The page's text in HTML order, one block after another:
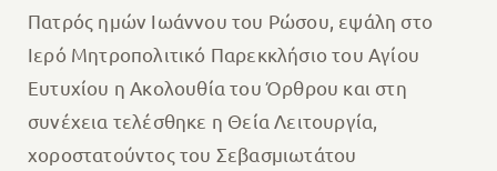
Πατρός ημών Ιωάννου του Ρώσου, εψάλη στο
Ιερό Μητροπολιτικό Παρεκκλήσιο του Αγίου
Ευτυχίου η Ακολουθία του Όρθρου και στη
συνέχεια τελέσθηκε η Θεία Λειτουργία,
χοροστατούντος του Σεβασμιωτάτου